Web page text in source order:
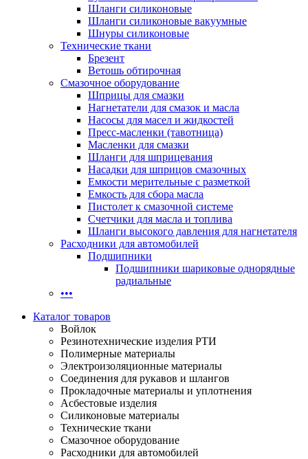
Шланги силиконовые
Шланги силиконовые вакуумные
Шнуры силиконовые
Технические ткани
Брезент
Ветошь обтирочная
Смазочное оборудование
Шприцы для смазки
Нагнетатели для смазок и масла
Насосы для масел и жидкостей
Пресс-масленки (тавотница)
Масленки для смазки
Шланги для шприцевания
Насадки для шприцов смазочных
Емкости мерительные с разметкой
Емкость для сбора масла
Пистолет к смазочной системе
Счетчики для масла и топлива
Шланги высокого давления для нагнетателя
Расходники для автомобилей
Подшипники
Подшипники шариковые однорядные
радиальные
•••
Каталог товаров
Войлок
Резинотехнические изделия РТИ
Полимерные материалы
Электроизоляционные материалы
Соединения для рукавов и шлангов
Прокладочные материалы и уплотнения
Асбестовые изделия
Силиконовые материалы
Технические ткани
Смазочное оборудование
Расходники для автомобилей